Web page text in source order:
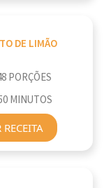
DE LIMÃO
PORÇÕES
MINUTOS
RECEITA